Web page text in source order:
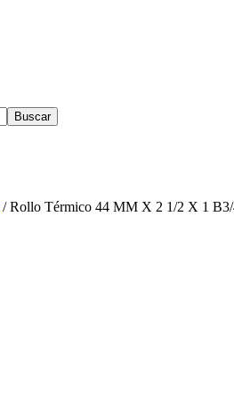
Buscar
/Rollo Térmico 44 MM X 2 1/2 X 1 B3/